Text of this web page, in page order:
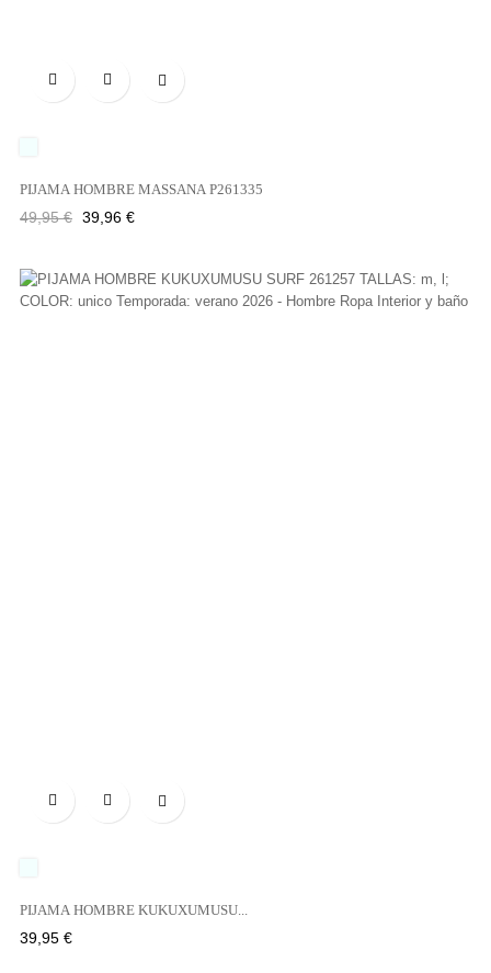

PIJAMA HOMBRE MASSANA P261335
Precio
49,95 € Precio
39,96 €

PIJAMA HOMBRE KUKUXUMUSU...
Precio
39,95 €